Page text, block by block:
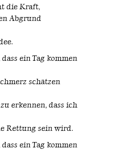
die Kraft,
Abgrund
ein Tag kommen
schätzen
erkennen, dass ich
Rettung sein wird.
ein Tag kommen